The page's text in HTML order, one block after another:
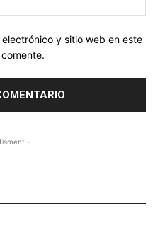
y sitio web en este
-